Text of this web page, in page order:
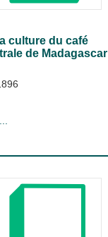
culture du café
de Madagascar